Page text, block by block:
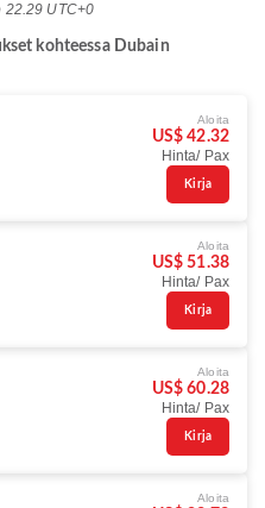
22.29 UTC+0
kohteessa Dubain
Aloita
US$ 42.32
Hinta/ Pax
Kirja
Aloita
US$ 51.38
Hinta/ Pax
Kirja
Aloita
US$ 60.28
Hinta/ Pax
Kirja
Aloita